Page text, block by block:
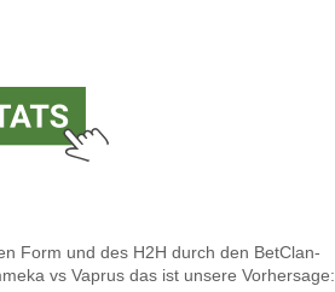
Form und des H2H durch den BetClan-
vs Vaprus das ist unsere Vorhersage: